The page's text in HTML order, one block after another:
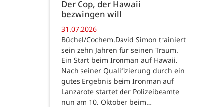
Der Cop, der Hawaii
bezwingen will
31.07.2026
Büchel/Cochem.David Simon trainiert
sein zehn Jahren für seinen Traum.
Ein Start beim Ironman auf Hawaii.
Nach seiner Qualifizierung durch ein
gutes Ergebnis beim Ironman auf
Lanzarote startet der Polizeibeamte
nun am 10. Oktober beim…